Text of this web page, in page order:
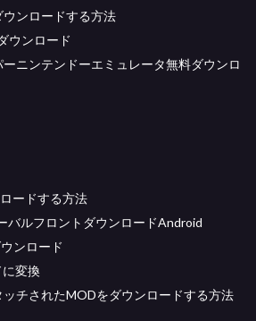
ンロードする方法
ウンロード
ニンテンドーエミュレータ無料ダウンロ
ードする方法
バルフロントダウンロードAndroid
ンロード
変換
チされたMODをダウンロードする方法